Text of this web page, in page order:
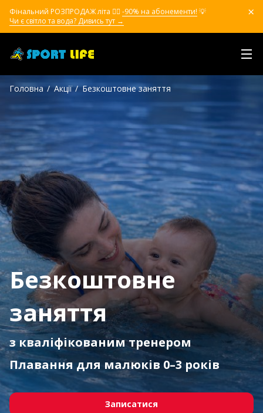
Фінальний РОЗПРОДАЖ літа ❤️‍🔥 -90% на абонементи! 💡
Чи є світло та вода? Дивись тут →
Головна Акції Безкоштовне заняття
Безкоштовне
заняття
з кваліфікованим тренером
Плавання для малюків 0–3 років
Записатися